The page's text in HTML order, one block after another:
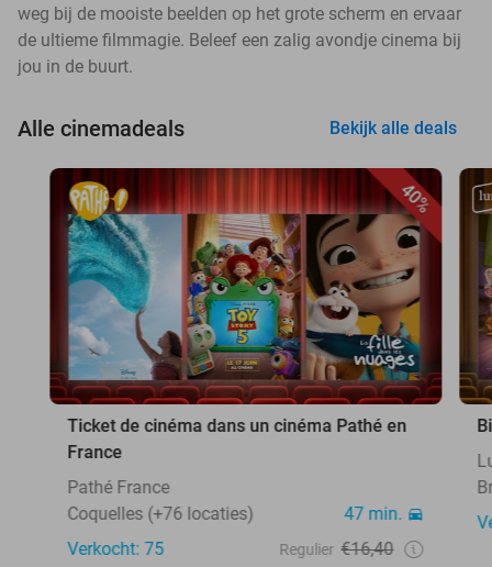
weg bij de mooiste beelden op het grote scherm en ervaar
de ultieme filmmagie. Beleef een zalig avondje cinema bij
jou in de buurt.
Alle cinemadeals Bekijk alle deals
40%
Ticket de cinéma dans un cinéma Pathé en
France
Pathé France
Coquelles (+76 locaties)
47 min.
Verkocht: 75
Regulier €16,40